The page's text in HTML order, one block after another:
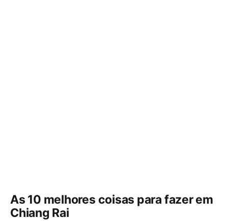
As 10 melhores coisas para fazer em
Chiang Rai